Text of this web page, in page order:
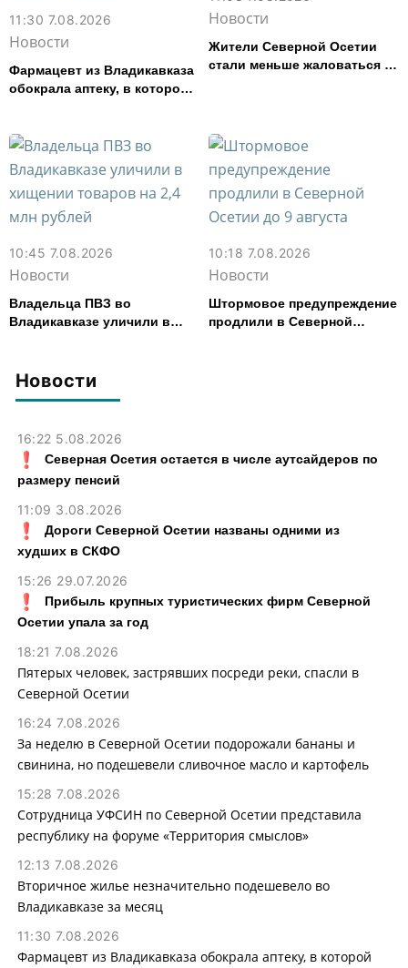
Новости
16:22 5.08.2026
Северная Осетия остается в числе аутсайдеров по
размеру пенсий
11:09 3.08.2026
Дороги Северной Осетии названы одними из
худших в СКФО
15:26 29.07.2026
Прибыль крупных туристических фирм Северной
Осетии упала за год
18:21 7.08.2026
Пятерых человек, застрявших посреди реки, спасли в
Северной Осетии
16:24 7.08.2026
За неделю в Северной Осетии подорожали бананы и
свинина, но подешевели сливочное масло и картофель
15:28 7.08.2026
Сотрудница УФСИН по Северной Осетии представила
республику на форуме «Территория смыслов»
12:13 7.08.2026
Вторичное жилье незначительно подешевело во
Владикавказе за месяц
11:30 7.08.2026
Фармацевт из Владикавказа обокрала аптеку, в которой
11:30 7.08.2026
Новости
Фармацевт из Владикавказа
обокрала аптеку, в которой
Новости
Жители Северной Осетии
стали меньше жаловаться на
10:45 7.08.2026
Новости
Владельца ПВЗ во
Владикавказе уличили в
10:18 7.08.2026
Новости
Штормовое предупреждение
продлили в Северной